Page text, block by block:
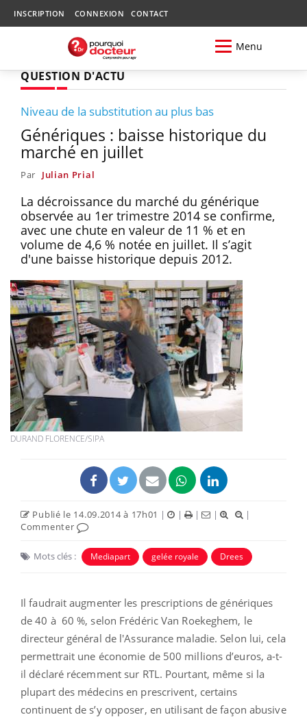
INSCRIPTION CONNEXION CONTACT
Menu
QUESTION D'ACTU
Niveau de la substitution au plus bas
Génériques : baisse historique du
marché en juillet
Par Julian Prial
La décroissance du marché du générique
observée au 1er trimestre 2014 se confirme,
avec une chute en valeur de 11 % et en
volume de 4,6 % notée en juillet. Il s’agit
d'une baisse historique depuis 2012.
DURAND FLORENCE/SIPA
Publié le 14.09.2014 à 17h01 | | | |
|
Commenter
Mots clés : Mediapart gelée royale Drees
Il faudrait augmenter les prescriptions de génériques
de 40 à 60 %, selon Frédéric Van Roekeghem, le
directeur général de l'Assurance maladie. Selon lui, cela
permettrait une économie de 500 millions d’euros, a-t-
il déclaré récemment sur RTL. Pourtant, même si la
plupart des médecins en prescrivent, certains
continuent de s’y opposer, en utilisant de façon abusive